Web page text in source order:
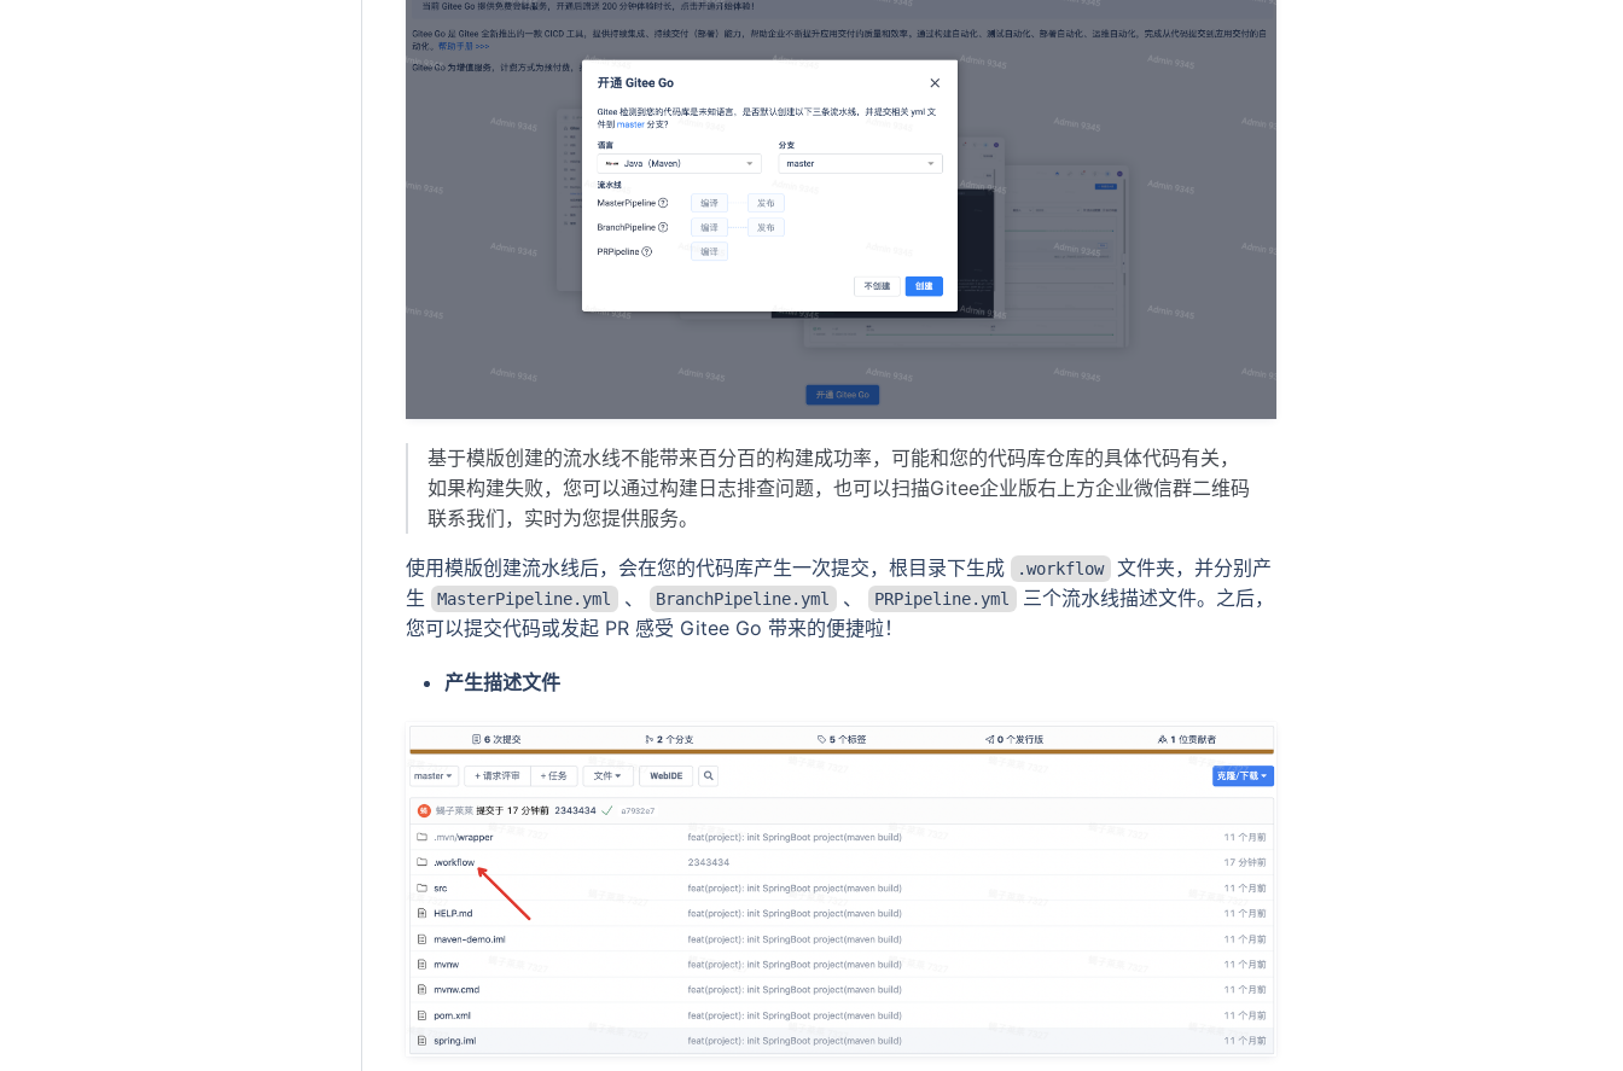
基于模版创建的流水线不能带来百分百的构建成功率，可能和您的代码库仓库的具体代码有关，
如果构建失败，您可以通过构建日志排查问题，也可以扫描Gitee企业版右上方企业微信群二维码
联系我们，实时为您提供服务。
使用模版创建流水线后，会在您的代码库产生一次提交，根目录下生成 .workflow 文件夹，并分别产
生
MasterPipeline.yml 、 BranchPipeline.yml 、 PRPipeline.yml 三个流水线描述文件。之后，
您可以提交代码或发起 PR 感受 Gitee Go 带来的便捷啦！
产生描述文件